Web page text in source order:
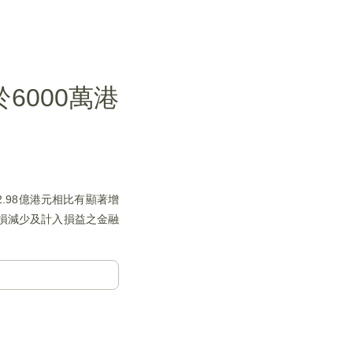
6000萬港
億港元相比有顯著增
減少及計入損益之金融